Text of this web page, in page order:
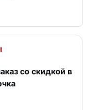
со скидкой в